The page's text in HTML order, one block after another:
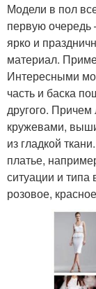
Модели в пол
первую
ярко и
материал.
Интересными
часть и баска
другого.
кружевами,
из гладкой
платье,
ситуации и
розовое,